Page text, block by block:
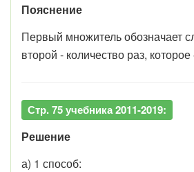
Пояснение
Первый множитель обозначает
второй - количество раз,
Стр. 75 учебника 2011-2019:
Решение
а) 1 способ: